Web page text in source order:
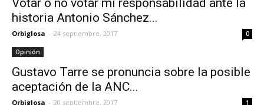
Votar o no votar mi responsabilidad ante la
historia Antonio Sánchez...
Orbiglosa - 24 septiembre, 2017 0
Opinión
Gustavo Tarre se pronuncia sobre la posible
aceptación de la ANC...
Orbiglosa - 20 septiembre, 2017 1